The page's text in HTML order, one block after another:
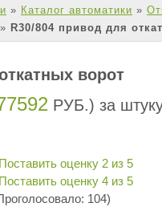
» Каталог автоматики »
» R30/804 привод для
ворот
РУБ.) за
104)